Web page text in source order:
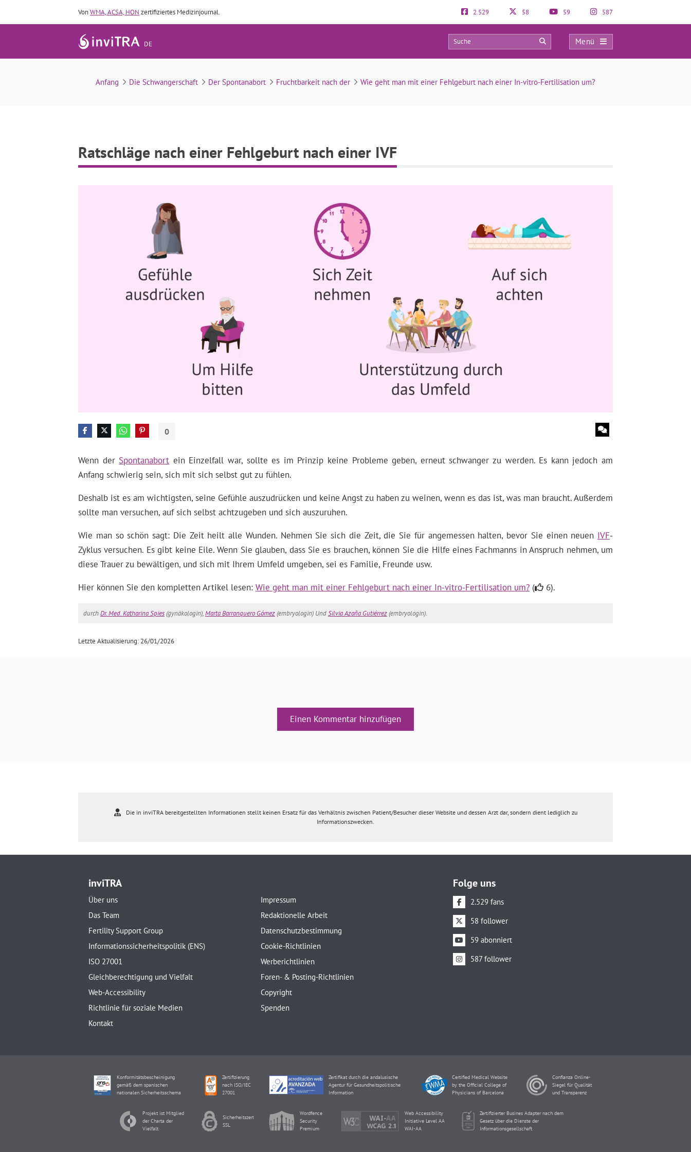
VonWMA, ACSA, HON zertifiziertes Medizinjournal. 2.529 58 59 587
DE
Menü
Ratschläge nach einer Fehlgeburt nach einer IVF
0 0
Anfang Die Schwangerschaft Der Spontanabort Fruchtbarkeit nach der Wie geht man mit einer Fehlgeburt nach einer In-vitro-Fertilisation um?
Ratschläge nach einer Fehlgeburt nach einer IVF
0
Wenn der Spontanabort ein Einzelfall war, sollte es im Prinzip keine Probleme geben, erneut schwanger zu werden. Es kann jedoch am
Anfang schwierig sein, sich mit sich selbst gut zu fühlen.
Deshalb ist es am wichtigsten, seine Gefühle auszudrücken und keine Angst zu haben zu weinen, wenn es das ist, was man braucht. Außerdem
sollte man versuchen, auf sich selbst achtzugeben und sich auszuruhen.
Wie man so schön sagt: Die Zeit heilt alle Wunden. Nehmen Sie sich die Zeit, die Sie für angemessen halten, bevor Sie einen neuen IVF-
Zyklus versuchen. Es gibt keine Eile. Wenn Sie glauben, dass Sie es brauchen, können Sie die Hilfe eines Fachmanns in Anspruch nehmen, um
diese Trauer zu bewältigen, und sich mit Ihrem Umfeld umgeben, sei es Familie, Freunde usw.
Hier können Sie den kompletten Artikel lesen: Wie geht man mit einer Fehlgeburt nach einer In-vitro-Fertilisation um? ( 6).
durchDr. Med. Katharina Spies(gynäkologin),Marta Barranquero Gómez(embryologin) UndSilvia Azaña Gutiérrez(embryologin).
Letzte Aktualisierung: 26/01/2026
Einen Kommentar hinzufügen
Die in inviTRA bereitgestellten Informationen stellt keinen Ersatz für das Verhältnis zwischen Patient/Besucher dieser Website und dessen Arzt dar, sondern dient lediglich zu
Informationszwecken.
inviTRA
Über uns
Das Team
Fertility Support Group
Informationssicherheitspolitik (ENS)
ISO 27001
Gleichberechtigung und Vielfalt
Web-Accessibility
Richtlinie für soziale Medien
Kontakt
Impressum
Redaktionelle Arbeit
Datenschutzbestimmung
Cookie-Richtlinien
Werberichtlinien
Foren- & Posting-Richtlinien
Copyright
Spenden
Folge uns
2.529 fans
58 follower
59 abonniert
587 follower
Konformitätsbescheinigung
gemäß dem spanischen
nationalen Sicherheitsschema
Zertifizierung
nach ISO/IEC
27001
Zertifikat durch die andalusische
Agentur für Gesundheitspolitische
Information
Certified Medical Website
by the Official College of
Physicians of Barcelona
Confianza Online-
Siegel für Qualität
und Transparenz
Projekt ist Mitglied
der Charta der
Vielfalt
Sicherheitszertifikat
SSL
Wordfence
Security
Premium
Web Accessibility
Initiative Level AA
WAI-AA
Zertifizierter Busines Adapter nach dem
Gesetz über die Dienste der
Informationsgesellschaft